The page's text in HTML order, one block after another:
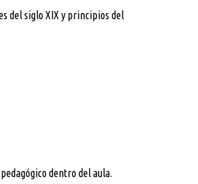
del siglo XIX y principios del
dentro del aula.